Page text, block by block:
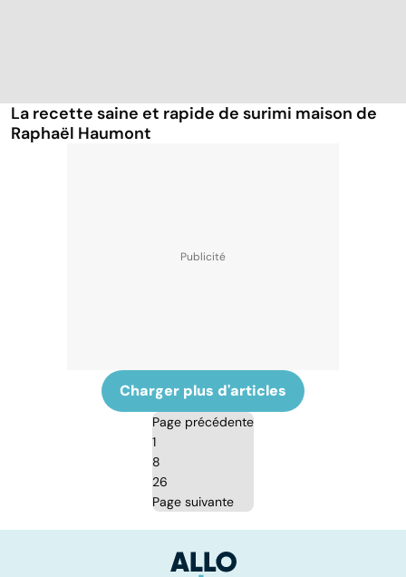
La recette saine et rapide de surimi maison de
Raphaël Haumont
Charger plus d'articles
Page précédente
1
8
26
Page suivante